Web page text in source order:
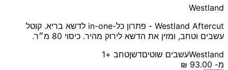
Westland
Westland Aftercut - פתרון כל-in-one לדשא בריא. קוטל
עשבים וטחב, ומזין את הדשא לירוק מהיר. כיסוי 80 מ״ר.
Westlandעשבים שוטיםדשןטחב +1
מ-